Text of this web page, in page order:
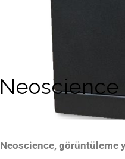
Neoscience
Neoscience, görüntüleme